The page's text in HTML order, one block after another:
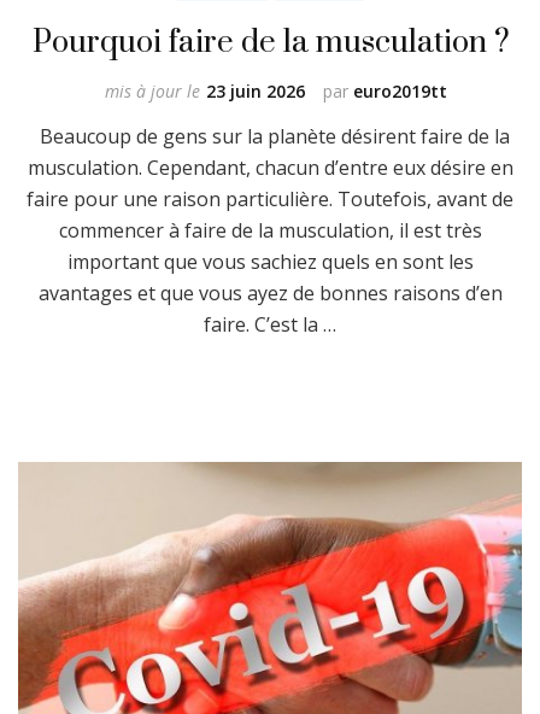
Pourquoi faire de la musculation ?
par euro2019tt
mis à jour le 23 juin 2026
Beaucoup de gens sur la planète désirent faire de la
musculation. Cependant, chacun d’entre eux désire en
faire pour une raison particulière. Toutefois, avant de
commencer à faire de la musculation, il est très
important que vous sachiez quels en sont les
avantages et que vous ayez de bonnes raisons d’en
faire. C’est la …